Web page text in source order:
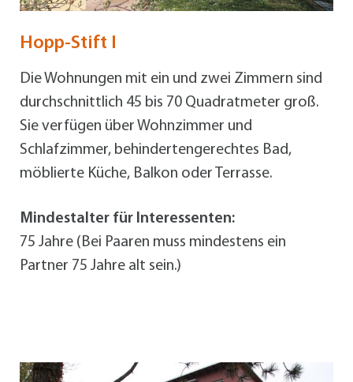
Hopp-Stift I
Die Wohnungen mit ein und zwei Zimmern sind
durchschnittlich 45 bis 70 Quadratmeter groß.
Sie verfügen über Wohnzimmer und
Schlafzimmer, behindertengerechtes Bad,
möblierte Küche, Balkon oder Terrasse.
Mindestalter für Interessenten:
75 Jahre (Bei Paaren muss mindestens ein
Partner 75 Jahre alt sein.)